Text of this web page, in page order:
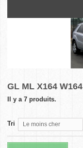
GL ML X164 W164
Il y a 7 produits.
Tri Le moins cher